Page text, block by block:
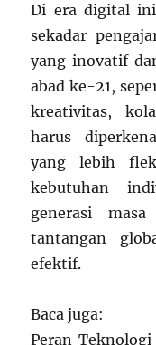
Di era digital
sekadar
yang inovatif
abad ke-21,
kreativitas,
harus
yang lebih
kebutuhan
generasi
tantangan
efektif.
Baca juga:
Peran